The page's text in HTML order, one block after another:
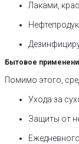
Лаками,
Бытовое
Помимо этого,
Ухода за
Защиты от